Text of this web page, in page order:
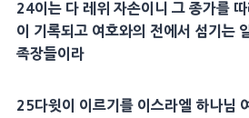
24이는 다 레위 자손이니 그 종가를
이 기록되고 여호와의 전에서 섬기는
족장들이라
25다윗이 이르기를 이스라엘 하나님